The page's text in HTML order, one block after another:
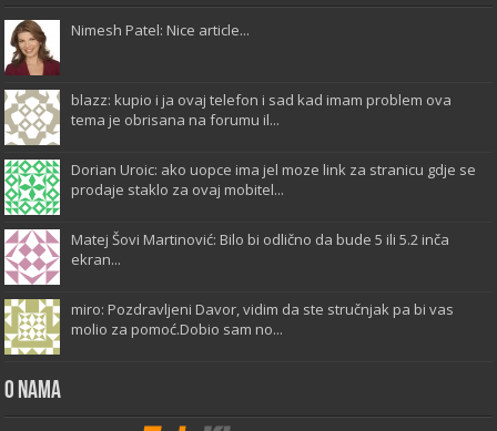
Nimesh Patel: Nice article...
blazz: kupio i ja ovaj telefon i sad kad imam problem ova
tema je obrisana na forumu il...
Dorian Uroic: ako uopce ima jel moze link za stranicu gdje se
prodaje staklo za ovaj mobitel...
Matej Šovi Martinović: Bilo bi odlično da bude 5 ili 5.2 inča
ekran...
miro: Pozdravljeni Davor, vidim da ste stručnjak pa bi vas
molio za pomoć.Dobio sam no...
O Nama